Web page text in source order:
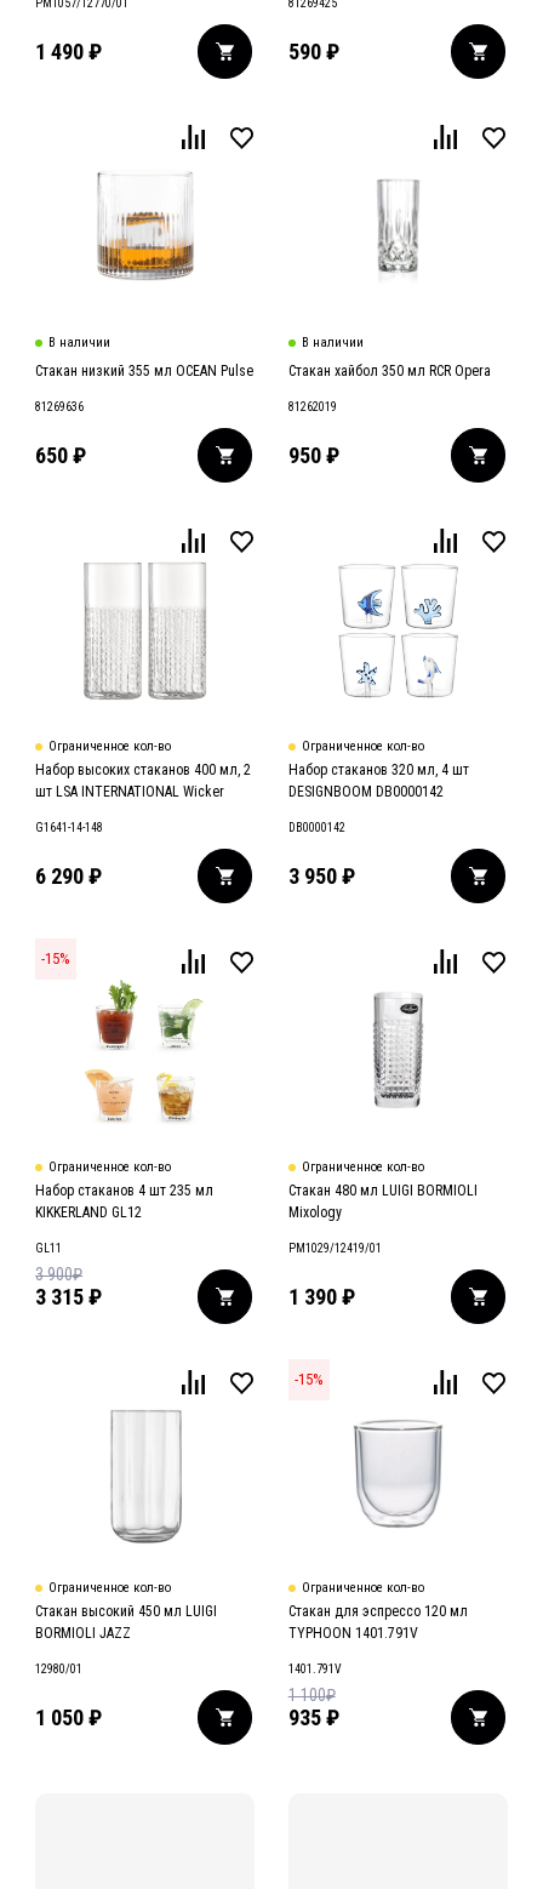
РМ1057/12770/01
1 490₽
81269425
590 ₽
В наличии
Стакан низкий 355 мл OCEAN Pulse
81269636
650₽
В наличии
Стакан хайбол 350 мл RCR Opera
81262019
950 ₽
Ограниченное кол-во
Набор высоких стаканов 400 мл, 2
шт LSA INTERNATIONAL Wicker
G1641-14-148
6 290₽
Ограниченное кол-во
Набор стаканов 320 мл, 4 шт
DESIGNBOOM DB0000142
DB0000142
3 950 ₽
-15%
Ограниченное кол-во
Набор стаканов 4 шт 235 мл
KIKKERLAND GL12
GL11
3 315₽
3 900₽
Ограниченное кол-во
Стакан 480 мл LUIGI BORMIOLI
Mixology
РМ1029/12419/01
1 390 ₽
Ограниченное кол-во
Стакан высокий 450 мл LUIGI
BORMIOLI JAZZ
12980/01
1 050₽
-15%
Ограниченное кол-во
Стакан для эспрессо 120 мл
TYPHOON 1401.791V
1401.791V
935 ₽
1 100₽